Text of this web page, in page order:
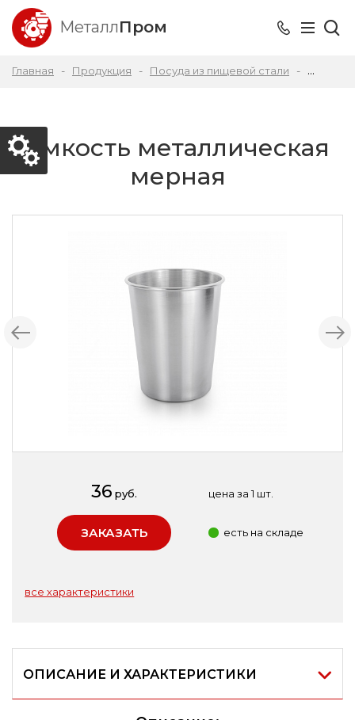
МеталлПром
Главная Продукция Посуда из пищевой стали
Емкость металлическая
мерная
36 руб. цена за 1 шт.
ЗАКАЗАТЬ есть на складе
все характеристики
ОПИСАНИЕ И ХАРАКТЕРИСТИКИ